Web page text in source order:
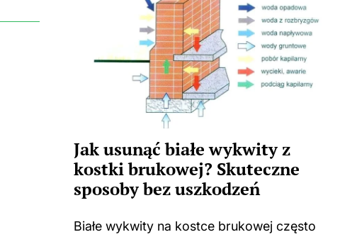
Jak usunąć białe wykwity z
kostki brukowej? Skuteczne
sposoby bez uszkodzeń
Białe wykwity na kostce brukowej często